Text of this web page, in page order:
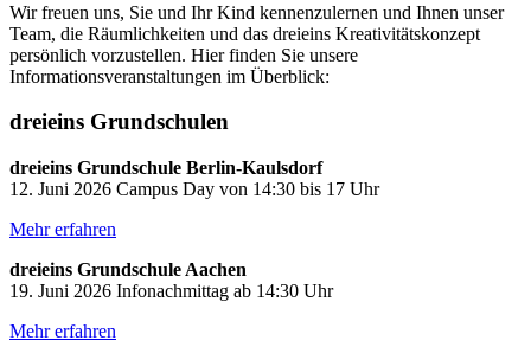
Wir freuen uns, Sie und Ihr Kind kennenzulernen und Ihnen unser
Team, die Räumlichkeiten und das dreieins Kreativitätskonzept
persönlich vorzustellen. Hier finden Sie unsere
Informationsveranstaltungen im Überblick:
dreieins Grundschulen
dreieins Grundschule Berlin-Kaulsdorf
12. Juni 2026 Campus Day von 14:30 bis 17 Uhr
Mehr erfahren
dreieins Grundschule Aachen
19. Juni 2026 Infonachmittag ab 14:30 Uhr
Mehr erfahren